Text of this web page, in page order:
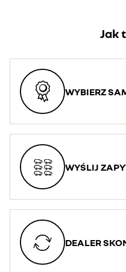
Jak
WYBIERZ
WYŚLIJ
DEALER